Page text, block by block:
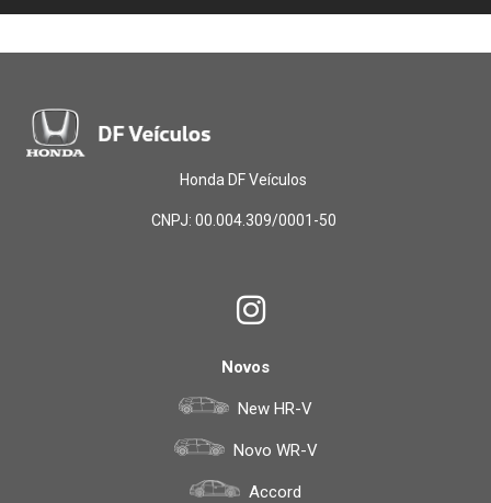
Honda DF Veículos
CNPJ: 00.004.309/0001-50
Novos
New HR-V
Novo WR-V
Accord